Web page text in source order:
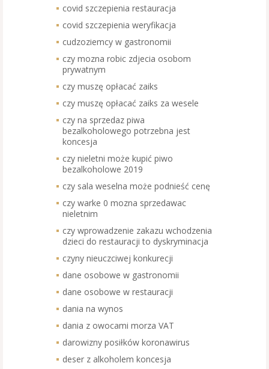
covid szczepienia restauracja
covid szczepienia weryfikacja
cudzoziemcy w gastronomii
czy mozna robic zdjecia osobom
prywatnym
czy muszę opłacać zaiks
czy muszę opłacać zaiks za wesele
czy na sprzedaz piwa
bezalkoholowego potrzebna jest
koncesja
czy nieletni może kupić piwo
bezalkoholowe 2019
czy sala weselna może podnieść cenę
czy warke 0 mozna sprzedawac
nieletnim
czy wprowadzenie zakazu wchodzenia
dzieci do restauracji to dyskryminacja
czyny nieuczciwej konkurecji
dane osobowe w gastronomii
dane osobowe w restauracji
dania na wynos
dania z owocami morza VAT
darowizny posiłków koronawirus
deser z alkoholem koncesja